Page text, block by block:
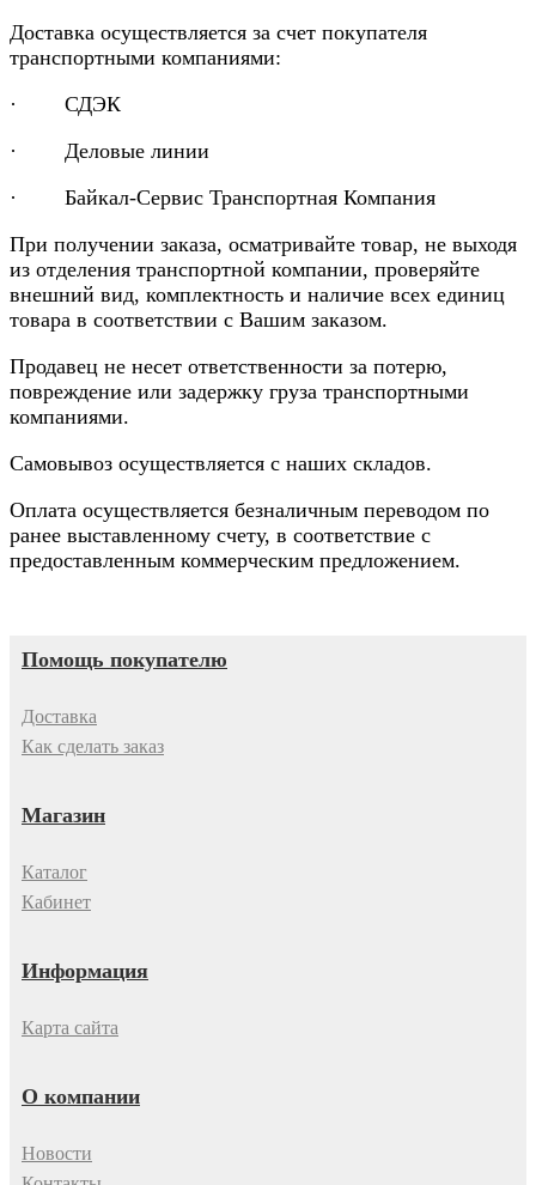
Доставка осуществляется за счет покупателя
транспортными компаниями:
· СДЭК
· Деловые линии
· Байкал-Сервис Транспортная Компания
При получении заказа, осматривайте товар, не выходя
из отделения транспортной компании, проверяйте
внешний вид, комплектность и наличие всех единиц
товара в соответствии с Вашим заказом.
Продавец не несет ответственности за потерю,
повреждение или задержку груза транспортными
компаниями.
Самовывоз осуществляется с наших складов.
Оплата осуществляется безналичным переводом по
ранее выставленному счету, в соответствие с
предоставленным коммерческим предложением.
Помощь покупателю
Доставка
Как сделать заказ
Магазин
Каталог
Кабинет
Информация
Карта сайта
О компании
Новости